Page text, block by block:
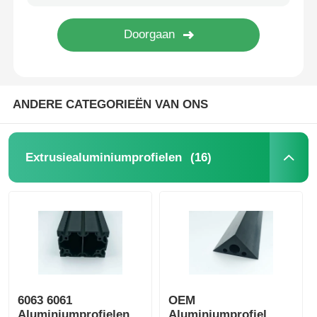
Fabriekstocht
Neem contact met ons op
Offerte Aanvragen
Extrusiealuminiumprofielen
Aluminiumkeukenprofielen
ANDERE CATEGORIEËN VAN ONS
Extrusiealuminiumprofielen (16)
6063 6061
OEM